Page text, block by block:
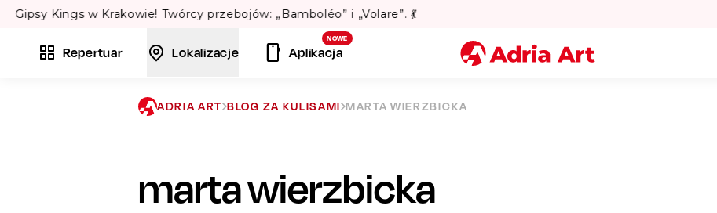
Lato w Warszawie? Sprawdź Teatralne Lato w Pałacu Kultury! 🏛️
Repertuar Lokalizacje
NOWE
Aplikacja
ADRIA ART BLOG ZA KULISAMI MARTA WIERZBICKA
marta wierzbicka